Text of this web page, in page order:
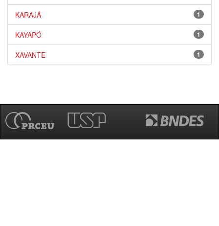
1
KARAJÁ
1
KAYAPÓ
1
XAVANTE